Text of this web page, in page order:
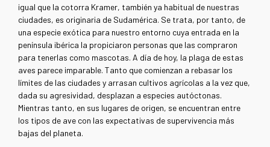
igual que la cotorra Kramer, también ya habitual de nuestras
ciudades, es originaria de Sudamérica. Se trata, por tanto, de
una especie exótica para nuestro entorno cuya entrada en la
península ibérica la propiciaron personas que las compraron
para tenerlas como mascotas. A día de hoy, la plaga de estas
aves parece imparable. Tanto que comienzan a rebasar los
límites de las ciudades y arrasan cultivos agrícolas a la vez que,
dada su agresividad, desplazan a especies autóctonas.
Mientras tanto, en sus lugares de origen, se encuentran entre
los tipos de ave con las expectativas de supervivencia más
bajas del planeta.